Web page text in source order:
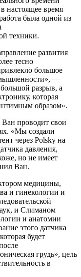
настоящее время
была одной из
техники.
развития
тесно
большое
—
разрыв, а
которая
образом».
проводит свои
«Мы создали
через Polsky на
давления,
но не имеет
Ван.
медицины,
и гинекологии и
и Слиманом
и анатомии
этого датчика
будет
грудь», цель
в